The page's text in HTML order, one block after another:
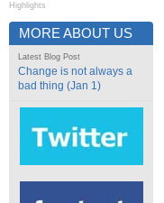
Highlights
MORE ABOUT US
Latest Blog Post
Change is not always a
bad thing (Jan 1)